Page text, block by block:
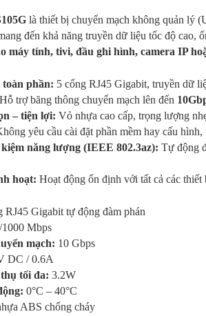
là thiết bị chuyển mạch không quản lý
đến khả năng truyền dữ liệu tốc độ
máy tính, tivi, đầu ghi hình, camera IP
phần: 5 cổng RJ45 Gigabit, truyền dữ
Hỗ trợ băng thông chuyển mạch lên đến
– tiện lợi: Vỏ nhựa cao cấp, trọng lượng
yêu cầu cài đặt phần mềm hay cấu
năng lượng (IEEE 802.3az): Tự động
hoạt: Hoạt động ổn định với tất cả các
RJ45 Gigabit tự động đàm phán
1000 Mbps
mạch: 10 Gbps
DC / 0.6A
tối đa: 3.2W
0°C – 40°C
ABS chống cháy